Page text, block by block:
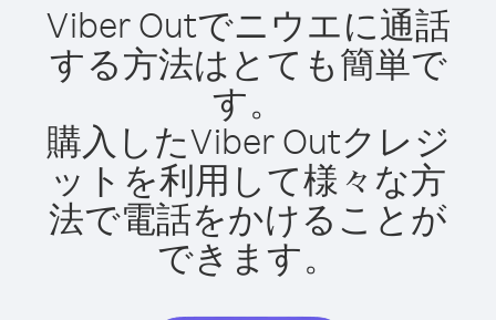
Viber Outでニウエに通話
する方法はとても簡単で
す。
購入したViber Outクレジ
ットを利用して様々な方
法で電話をかけることが
できます。